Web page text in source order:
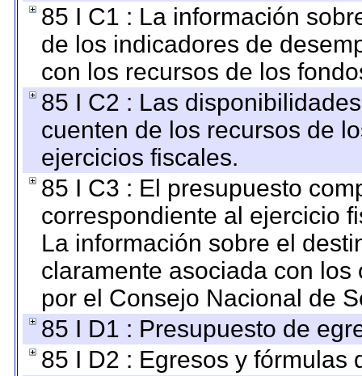
85 I C1 : La información
de los indicadores de
con los recursos de los
85 I C2 : Las
cuenten de los recursos de
ejercicios fiscales.
85 I C3 : El presupuesto
correspondiente al ejercicio
La información sobre el
claramente asociada con
por el Consejo Nacional de
85 I D1 : Presupuesto de
85 I D2 : Egresos y fórmulas